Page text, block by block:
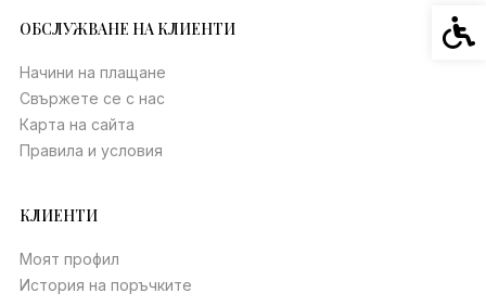
ОБСЛУЖВАНЕ НА КЛИЕНТИ
Начини на плащане
Свържете се с нас
Карта на сайта
Правила и условия
КЛИЕНТИ
Моят профил
История на поръчките